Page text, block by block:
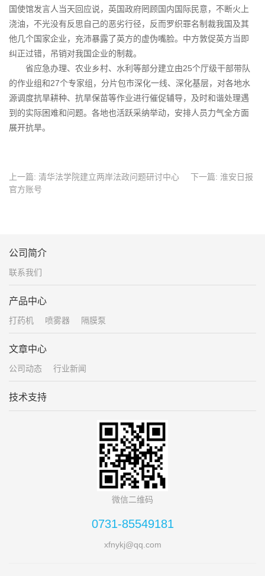
国使馆发言人当天回应说，英国政府罔顾国内国际民意，不断火上
浇油，不光没有反思自己的恶劣行径，反而罗织罪名制裁我国及其
他几个国家企业，充沛暴露了英方的虚伪嘴脸。中方敦促英方当即
纠正过错，吊销对我国企业的制裁。
省应急办理、农业乡村、水利等部分建立由25个厅级干部带队
的作业组和27个专家组，分片包市深化一线、深化基层，对各地水
源调度抗旱耕种、抗旱保苗等作业进行催促辅导，及时和谐处理遇
到的实际困难和问题。各地也活跃采纳举动，安排人员力气全方面
展开抗旱。
上一篇: 清华法学院建立两岸法政问题研讨中心 下一篇: 淮安日报
官方账号
公司简介
联系我们
产品中心
打药机 喷雾器 隔膜泵
文章中心
公司动态 行业新闻
技术支持
微信二维码
0731-85549181
xfnykj@qq.com